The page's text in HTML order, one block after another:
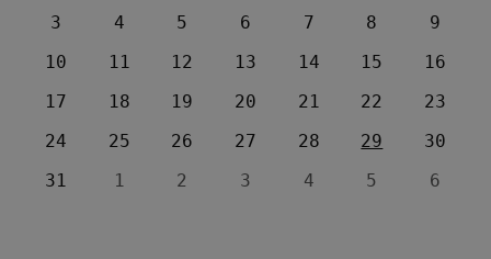
3
4 5 6 7 8
9
10
11 12 13 14 15
16
17
18 19 20 21 22
23
24
25 26 27 28 29
30
31
1 2 3 4 5 6